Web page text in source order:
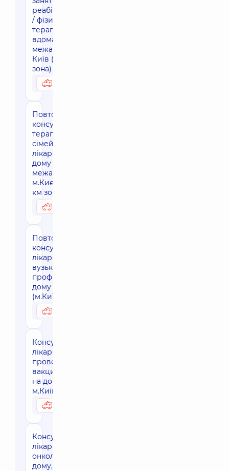
реабілітолога
/ фізичного
терапевта
вдома, за
межами м.
Київ (30 км.
зона)
Повторна
консультація
терапевта/
сімейного
лікаря на
дому за
межами
м.Києва (30-
км зона)
Повторна
консультація
лікаря
вузького
профілю на
дому
(м.Київ)
Консультація
лікаря та
проведення
вакцинації
на дому
м.Київ
Консультація
лікаря-
онколога на
дому, м. Київ